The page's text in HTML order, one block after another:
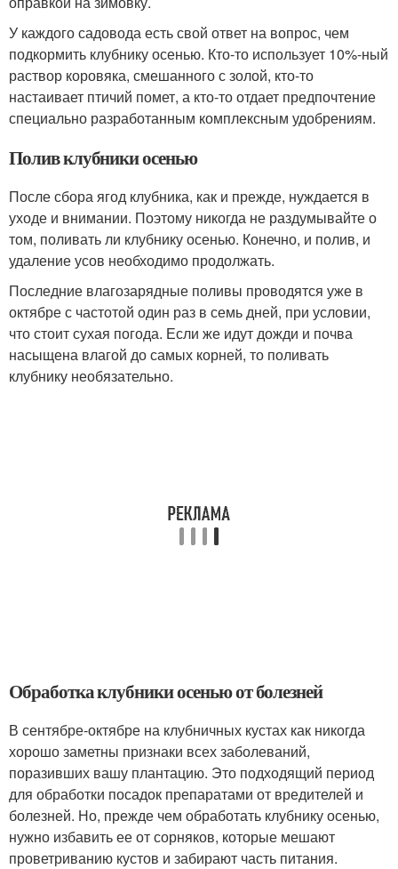
У каждого садовода есть свой ответ на вопрос, чем
подкормить клубнику осенью. Кто-то использует 10%-ный
раствор коровяка, смешанного с золой, кто-то
настаивает птичий помет, а кто-то отдает предпочтение
специально разработанным комплексным удобрениям.
Полив клубники осенью
После сбора ягод клубника, как и прежде, нуждается в
уходе и внимании. Поэтому никогда не раздумывайте о
том, поливать ли клубнику осенью. Конечно, и полив, и
удаление усов необходимо продолжать.
Последние влагозарядные поливы проводятся уже в
октябре с частотой один раз в семь дней, при условии,
что стоит сухая погода. Если же идут дожди и почва
насыщена влагой до самых корней, то поливать
клубнику необязательно.
Обработка клубники осенью от болезней
В сентябре-октябре на клубничных кустах как никогда
хорошо заметны признаки всех заболеваний,
поразивших вашу плантацию. Это подходящий период
для обработки посадок препаратами от вредителей и
болезней. Но, прежде чем обработать клубнику осенью,
нужно избавить ее от сорняков, которые мешают
проветриванию кустов и забирают часть питания.